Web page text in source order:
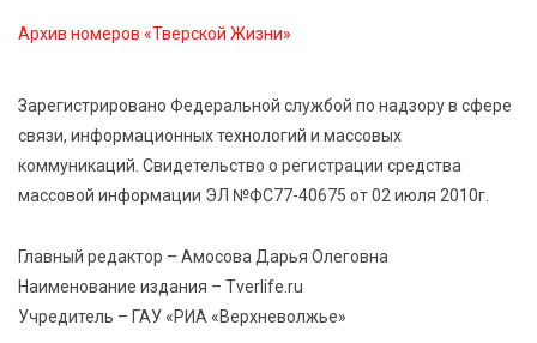
Золотой век “Горьковки”: как А. М. Кузнецова
7 Авг 2026 15:30 301
«Россети Центр» отремонтировали почти 270
трансформаторных подстанций и более 146 км ЛЭП
7 Авг 2026 15:10 307
На Петербургском марафоне «Пушкин — Петербург»
Архив номеров «Тверской Жизни»
Зарегистрировано Федеральной службой по надзору в сфере
связи, информационных технологий и массовых
коммуникаций. Свидетельство о регистрации средства
массовой информации ЭЛ №ФС77-40675 от 02 июля 2010г.
Главный редактор – Амосова Дарья Олеговна
Наименование издания – Tverlife.ru
Учредитель – ГАУ «РИА «Верхневолжье»